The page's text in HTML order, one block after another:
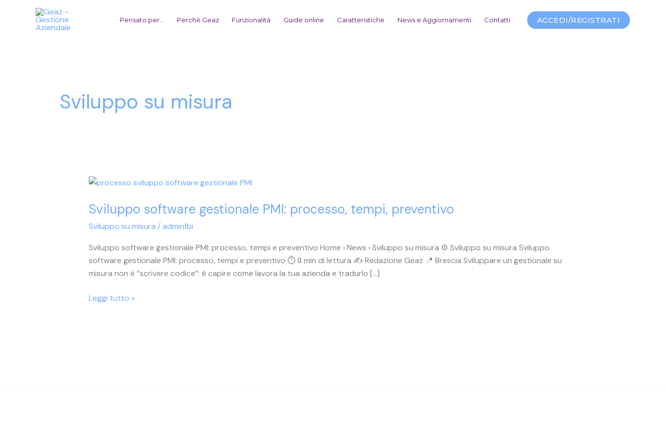
contenuto
Pensato per… Perchè Geaz Funzionalità Guide online Caratteristiche News e Aggiornamenti Contatti ACCEDI/REGISTRATI
Sviluppo su misura
Sviluppo software gestionale PMI: processo, tempi, preventivo
Sviluppo su misura /adminfbi
Sviluppo software gestionale PMI: processo, tempi e preventivo Home › News › Sviluppo su misura ⚙️ Sviluppo su misura Sviluppo
software gestionale PMI: processo, tempi e preventivo ⏱️ 8 min di lettura ✍️ Redazione Geaz 📍 Brescia Sviluppare un gestionale su
misura non è “scrivere codice”: è capire come lavora la tua azienda e tradurlo […]
Sviluppo
gestionale
processo,
tempi,
preventivo
Leggi tutto »